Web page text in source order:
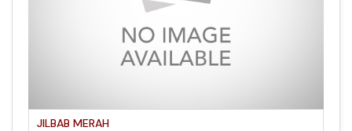
JILBAB MERAH